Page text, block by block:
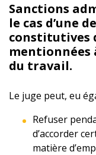
Sanctions
le cas d’une
constitutives
mentionnées
du travail.
Le juge peut, eu
Refuser
d’accorder
matière